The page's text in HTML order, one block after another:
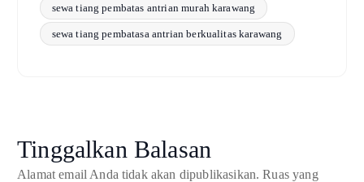
sewa tiang pembatas antrian murah karawang
sewa tiang pembatasa antrian berkualitas karawang
Tinggalkan Balasan
Alamat email Anda tidak akan dipublikasikan. Ruas yang